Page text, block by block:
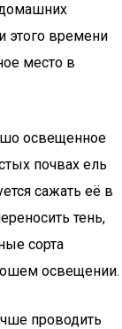
этого времени
место в
освещенное
почвах ель
сажать её в
тень,
сорта
освещении.
проводить